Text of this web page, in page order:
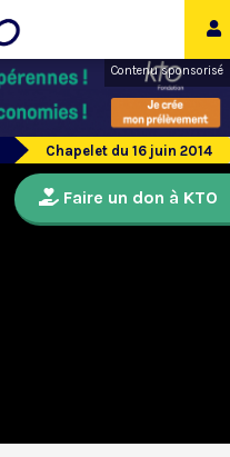
Contenu sponsorisé
Chapelet du 16 juin 2014
Faire un don à KTO